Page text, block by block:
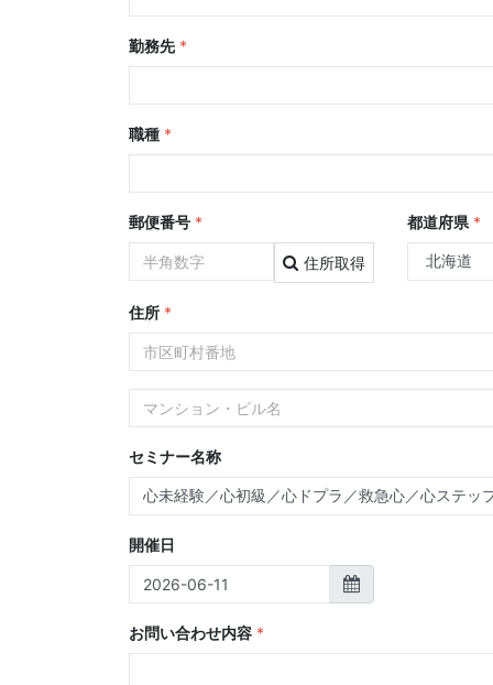
勤務先 *
職種 *
郵便番号 *
住所取得
都道府県 *
住所 *
セミナー名称
開催日
お問い合わせ内容 *